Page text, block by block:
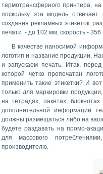
термотрансферного принтера,
поскольку эта модель
создания рекламных этикеток:
печати - до 102 мм, скорость - 356
В качестве наносимой
логотип и название продукции.
и запускаем печать. Итак,
которой четко пропечатан
применить такие этикетки? И
только для маркировки
на тетрадях, пакетах,
дополнительной информации
должны размещаться либо на
будете раздавать на промо-
для массового
производителю.